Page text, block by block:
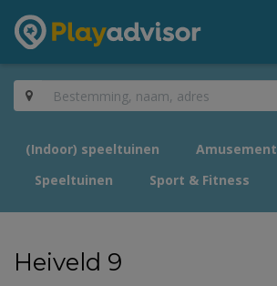
(Indoor) speeltuinen
Amusement
Speeltuinen
Sport & Fitness
Heiveld 9